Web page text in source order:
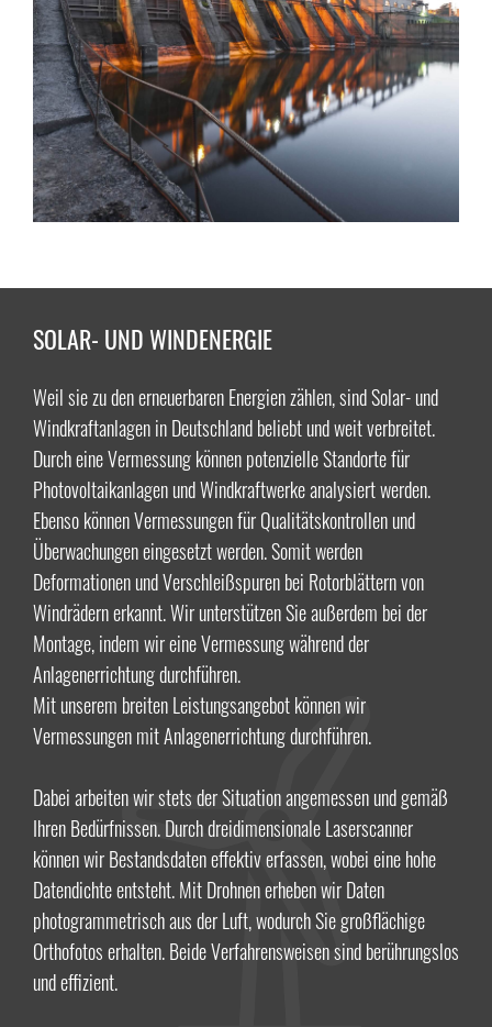
SOLAR- UND WINDENERGIE
Weil sie zu den erneuerbaren Energien zählen, sind Solar- und
Windkraftanlagen in Deutschland beliebt und weit verbreitet.
Durch eine Vermessung können potenzielle Standorte für
Photovoltaikanlagen und Windkraftwerke analysiert werden.
Ebenso können Vermessungen für Qualitätskontrollen und
Überwachungen eingesetzt werden. Somit werden
Deformationen und Verschleißspuren bei Rotorblättern von
Windrädern erkannt. Wir unterstützen Sie außerdem bei der
Montage, indem wir eine Vermessung während der
Anlagenerrichtung durchführen.
Mit unserem breiten Leistungsangebot können wir
Vermessungen mit Anlagenerrichtung durchführen.
Dabei arbeiten wir stets der Situation angemessen und gemäß
Ihren Bedürfnissen. Durch dreidimensionale Laserscanner
können wir Bestandsdaten effektiv erfassen, wobei eine hohe
Datendichte entsteht. Mit Drohnen erheben wir Daten
photogrammetrisch aus der Luft, wodurch Sie großflächige
Orthofotos erhalten. Beide Verfahrensweisen sind berührungslos
und effizient.